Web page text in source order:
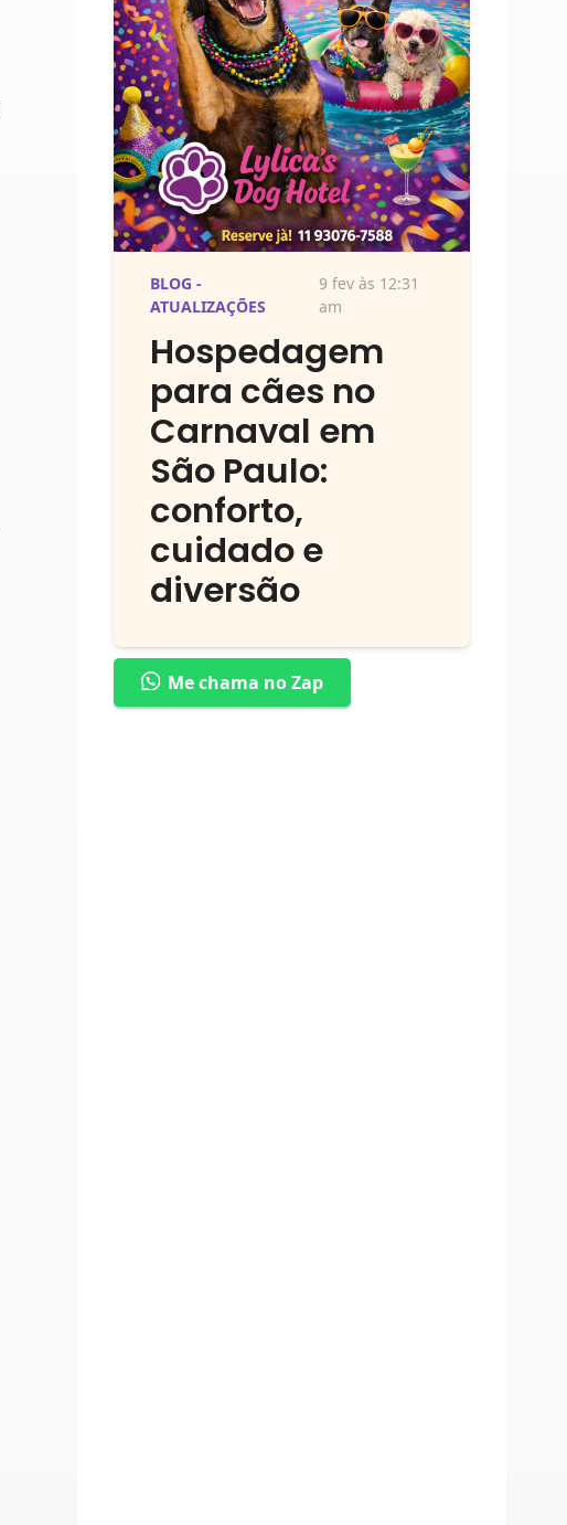
BLOG -
ATUALIZAÇÕES
9 fev às 12:31
am
Hospedagem
para cães no
Carnaval em
São Paulo:
conforto,
cuidado e
diversão
Me chama no Zap